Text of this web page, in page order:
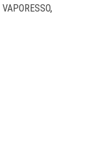
VAPORESSO,